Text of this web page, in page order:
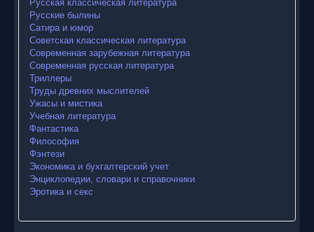
Русские былины
Сатира и юмор
Советская классическая литература
Современная зарубежная литература
Современная русская литература
Триллеры
Труды древних мыслителей
Ужасы и мистика
Учебная литература
Фантастика
Философия
Фэнтези
Экономика и бухгалтерский учет
Энциклопедии, словари и справочники
Эротика и секс